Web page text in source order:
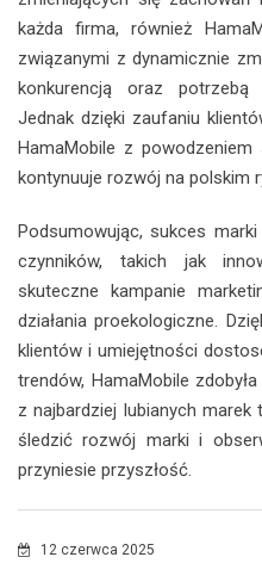
każda firma, również
związanymi z dynamicznie
konkurencją oraz potrzebą
Jednak dzięki zaufaniu
HamaMobile z
kontynuuje rozwój na polskim
Podsumowując, sukces
czynników, takich jak
skuteczne kampanie
działania proekologiczne.
klientów i umiejętności
trendów, HamaMobile
z najbardziej lubianych
śledzić rozwój marki i
przyniesie przyszłość.
12 czerwca 2025